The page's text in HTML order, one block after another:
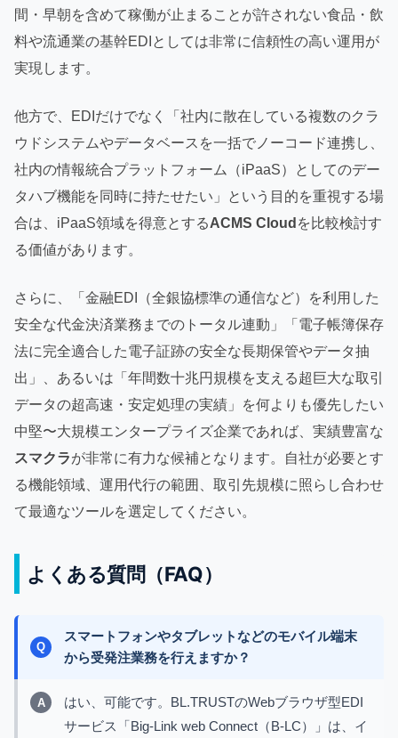
間・早朝を含めて稼働が止まることが許されない食品・飲
料や流通業の基幹EDIとしては非常に信頼性の高い運用が
実現します。
他方で、EDIだけでなく「社内に散在している複数のクラ
ウドシステムやデータベースを一括でノーコード連携し、
社内の情報統合プラットフォーム（iPaaS）としてのデー
タハブ機能を同時に持たせたい」という目的を重視する場
合は、iPaaS領域を得意とするACMS Cloud を比較検討す
る価値があります。
さらに、「金融EDI（全銀協標準の通信など）を利用した
安全な代金決済業務までのトータル連動」「電子帳簿保存
法に完全適合した電子証跡の安全な長期保管やデータ抽
出」、あるいは「年間数十兆円規模を支える超巨大な取引
データの超高速・安定処理の実績」を何よりも優先したい
中堅〜大規模エンタープライズ企業であれば、実績豊富な
スマクラが非常に有力な候補となります。自社が必要とす
る機能領域、運用代行の範囲、取引先規模に照らし合わせ
て最適なツールを選定してください。
よくある質問（FAQ）
スマートフォンやタブレットなどのモバイル端末
から受発注業務を行えますか？
はい、可能です。BL.TRUSTのWebブラウザ型EDI
サービス「Big-Link web Connect（B-LC）」は、イ